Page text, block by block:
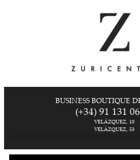
BUSINESS BOUTIQUE
(+34) 91 131
VELÁZQUEZ, 10
VELÁZQUEZ, 53